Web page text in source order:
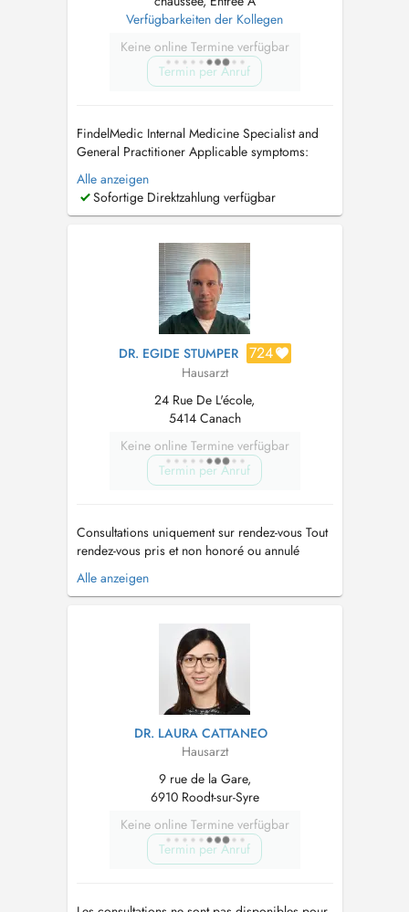
Verfügbarkeiten der Kollegen
Keine online Termine verfügbar
Termin per Anruf
FindelMedic Internal Medicine Specialist and
General Practitioner Applicable symptoms:
unintentional weight loss or weight gain /
cardiovascular problems / high blood
pressure (hypertension) / rapid heartbeat /
retention) / respiratory infections and br...
Alle anzeigen
Sofortige Direktzahlung verfügbar
DR. EGIDE STUMPER 724
Hausarzt
24 Rue De L'école,
5414 Canach
Keine online Termine verfügbar
Termin per Anruf
Consultations uniquement sur rendez-vous Tout
rendez-vous pris et non honoré ou annulé
moins de 4h avant l'heure convenue sera
facturé Les délégués médicaux peuvent prendre
cabinetmedicalcanach@gmail.com
Alle anzeigen
DR. LAURA CATTANEO
Hausarzt
9 rue de la Gare,
6910 Roodt-sur-Syre
Keine online Termine verfügbar
Termin per Anruf